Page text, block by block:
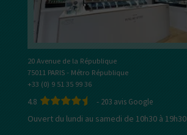
20 Avenue de la République
75011 PARIS - Métro République
+33 (0) 9 51 35 99 36
4.8 - 203 avis Google
Ouvert du lundi au samedi de 10h30 à 19h30